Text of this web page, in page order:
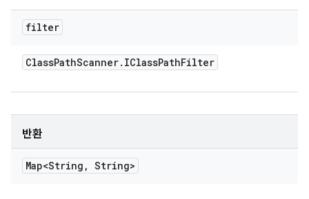
filter
ClassPathScanner. IClassPathFilter
반환
Map<String , String>